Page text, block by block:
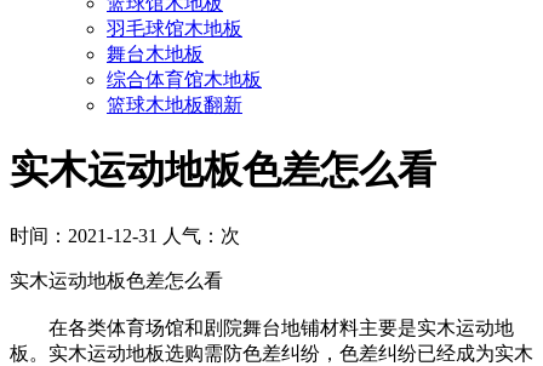
羽毛球馆木地板
舞台木地板
综合体育馆木地板
篮球木地板翻新
实木运动地板色差怎么看
时间：2021-12-31 人气： 次
实木运动地板色差怎么看
在各类体育场馆和剧院舞台地铺材料主要是实木运动地
板。实木运动地板选购需防色差纠纷，色差纠纷已经成为实木